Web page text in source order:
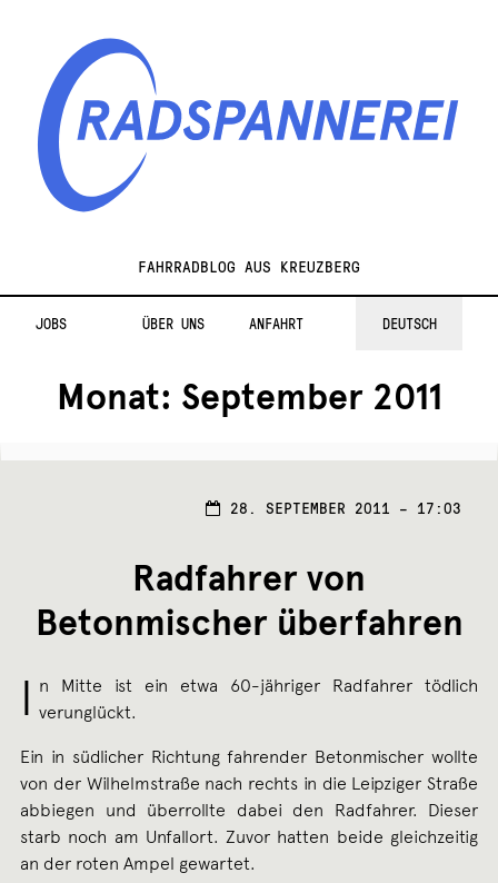
RadspannereiFAHRRADBLOG AUS KREUZBERG
JOBS ÜBER UNS ANFAHRT DEUTSCH
Monat: September 2011
28. SEPTEMBER 2011 – 17:03
Radfahrer von
Betonmischer überfahren
I n Mitte ist ein etwa 60-jähriger Radfahrer tödlich
verunglückt.
Ein in südlicher Richtung fahrender Betonmischer wollte
von der Wilhelmstraße nach rechts in die Leipziger Straße
abbiegen und überrollte dabei den Radfahrer. Dieser
starb noch am Unfallort. Zuvor hatten beide gleichzeitig
an der roten Ampel gewartet.